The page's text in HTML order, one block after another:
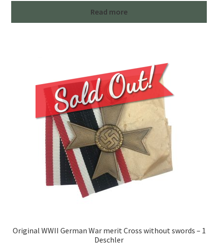
Read more
Original WWII German War merit Cross without swords – 1
Deschler